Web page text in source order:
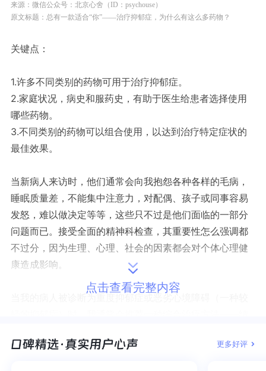
来源：微信公众号：北京心舍（ID：psychouse）
原文标题： 总有一款适合“你”——治疗抑郁症，为什么有这么多药物？
关键点：
1.许多不同类别的药物可用于治疗抑郁症。
2.家庭状况，病史和服药史，有助于医生给患者选择使用
哪些药物。
3.不同类别的药物可以组合使用，以达到治疗特定症状的
最佳效果。
当新病人来访时，他们通常会向我抱怨各种各样的毛病，
睡眠质量差，不能集中注意力，对配偶、孩子或同事容易
发怒，难以做决定等等，这些只不过是他们面临的一部分
问题而已。接受全面的精神科检查，其重要性怎么强调都
不过分，因为生理、心理、社会的因素都会对个体心理健
康造成影响。
或太极。然而，这个过程往往需要药物来启动。虽然身体
点击查看完整内容
更多好评